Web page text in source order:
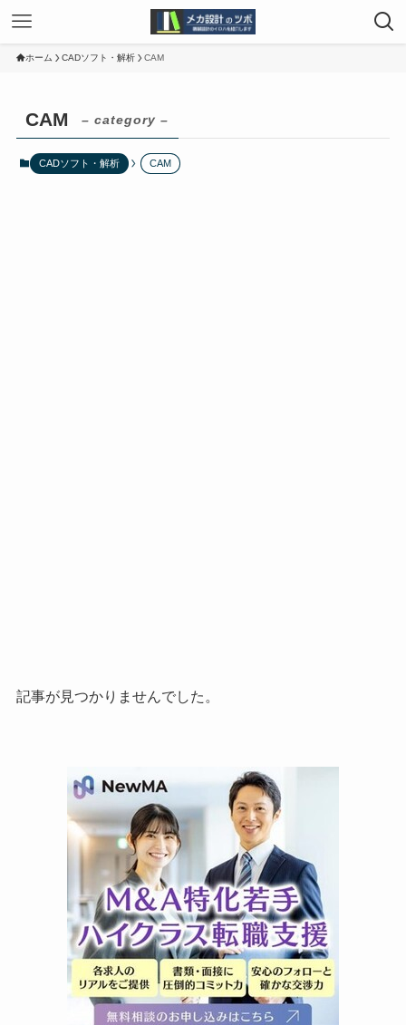
ホーム CADソフト・解析 CAM
CAM – category –
CADソフト・解析 CAM
記事が見つかりませんでした。